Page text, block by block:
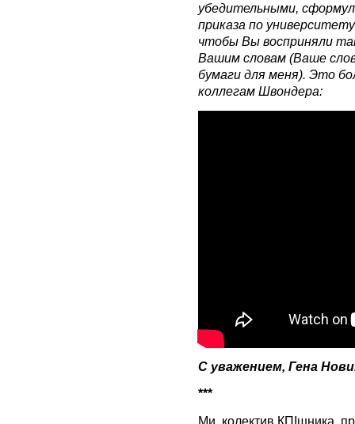
убедительными,
приказа по
чтобы Вы восприняли
Вашим словам (Ваше
бумаги для меня). Это
коллегам Швондера:
С уважением, Гена
***
Ми, колектив КПІшника,